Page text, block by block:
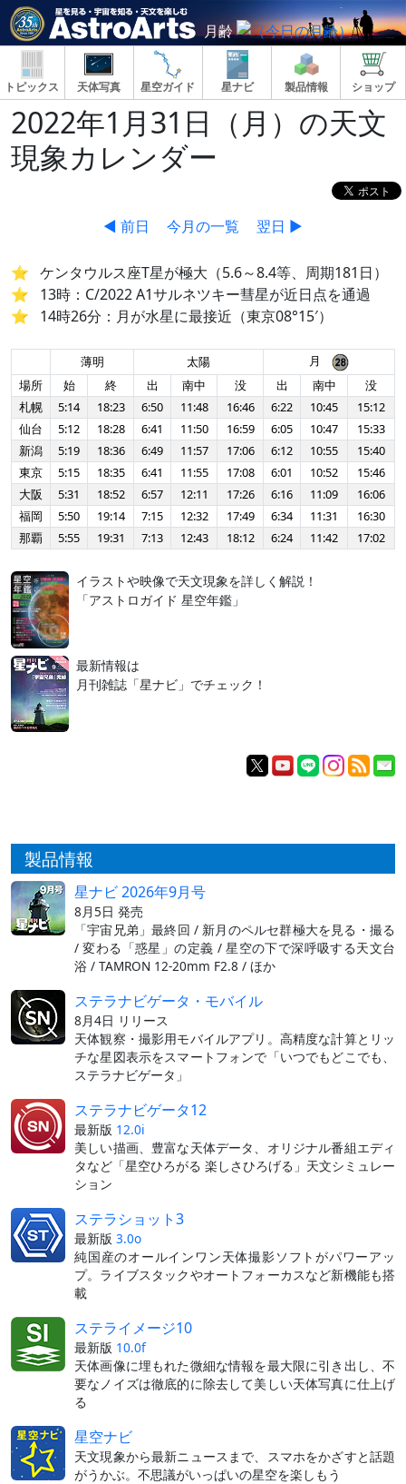
月齢
トピックス 天体写真 星空ガイド 星ナビ 製品情報 ショップ
2022年1月31日（月）の天文
現象カレンダー
◀ 前日 今月の一覧 翌日 ▶
ケンタウルス座T星が極大（5.6～8.4等、周期181日）
13時：C/2022 A1サルネツキー彗星が近日点を通過
14時26分：月が水星に最接近（東京08°15′）
薄明 太陽
月
場所
始 終 出 南中 没 出 南中
没
札幌
5:14 18:23 6:50 11:48 16:46 6:22 10:45
15:12
仙台
5:12 18:28 6:41 11:50 16:59 6:05 10:47
15:33
新潟
5:19 18:36 6:49 11:57 17:06 6:12 10:55
15:40
東京
5:15 18:35 6:41 11:55 17:08 6:01 10:52
15:46
大阪
5:31 18:52 6:57 12:11 17:26 6:16 11:09
16:06
福岡
5:50 19:14 7:15 12:32 17:49 6:34 11:31
16:30
那覇
5:55 19:31 7:13 12:43 18:12 6:24 11:42 17:02
イラストや映像で天文現象を詳しく解説！
「アストロガイド 星空年鑑」
最新情報は
月刊雑誌「星ナビ」でチェック！
製品情報
星ナビ 2026年9月号
8月5日 発売
「宇宙兄弟」最終回 / 新月のペルセ群極大を見る・撮る
/ 変わる「惑星」の定義 / 星空の下で深呼吸する天文台
浴 / TAMRON 12-20mm F2.8 / ほか
ステラナビゲータ・モバイル
8月4日 リリース
天体観察・撮影用モバイルアプリ。高精度な計算とリッ
チな星図表示をスマートフォンで「いつでもどこでも、
ステラナビゲータ」
ステラナビゲータ12
最新版 12.0i
美しい描画、豊富な天体データ、オリジナル番組エディ
タなど「星空ひろがる 楽しさひろげる」天文シミュレー
ション
ステラショット3
最新版 3.0o
純国産のオールインワン天体撮影ソフトがパワーアッ
プ。ライブスタックやオートフォーカスなど新機能も搭
載
ステライメージ10
最新版 10.0f
天体画像に埋もれた微細な情報を最大限に引き出し、不
要なノイズは徹底的に除去して美しい天体写真に仕上げ
る
星空ナビ
天文現象から最新ニュースまで、スマホをかざすと話題
がうかぶ。不思議がいっぱいの星空を楽しもう